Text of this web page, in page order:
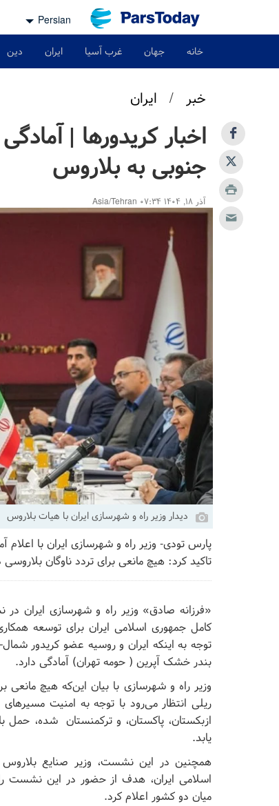
Persian
خانه جهان غرب آسیا ایران دین
خبر / ایران
اخبار کریدورها |
جنوبی به بلاروس
آذر ۱۸, ۱۴۰۴ ۰۷:۳۴ Asia/Tehran
دیدار وزیر راه و شهرسازی ایران با هیات بلاروس
پارس تودی- وزیر راه و شهرسازی ایران با اعلام
تاکید کرد: هیچ مانعی برای تردد ناوگان بلاروسی
«فرزانه صادق» وزیر راه و شهرسازی ایران
کامل جمهوری اسلامی ایران برای توسعه
توجه به اینکه ایران و روسیه عضو کریدور
بندر خشک آپرین ( حومه تهران) آمادگی دارد.
وزیر راه و شهرسازی با بیان این‌که هیچ مانعی
ریلی انتظار می‌رود با توجه به امنیت
ازبکستان، پاکستان، و ترکمنستان شده،
یابد.
همچنین در این نشست، وزیر صنایع
اسلامی ایران، هدف از حضور در این نشست
میان دو کشور اعلام کرد.